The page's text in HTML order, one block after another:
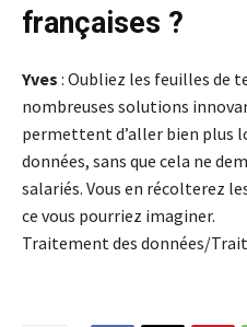
françaises ?
Yves : Oubliez les feuilles de
nombreuses solutions
permettent d’aller bien plus
données, sans que cela ne
salariés. Vous en récolterez
ce vous pourriez imaginer.
Traitement des données/